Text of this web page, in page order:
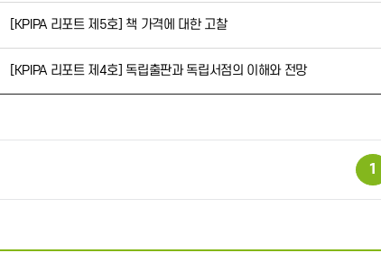
[KPIPA 리포트 제5호] 책 가격에 대한 고찰
[KPIPA 리포트 제4호] 독립출판과 독립서점의 이해와 전망
1